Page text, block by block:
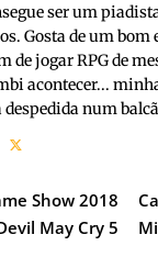
ser um
Gosta de um bom
de jogar RPG de
acontecer...
despedida num
Show 2018
May Cry 5